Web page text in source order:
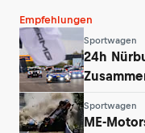
Empfehlungen
Sportwagen
24h
Sportwagen
ME-